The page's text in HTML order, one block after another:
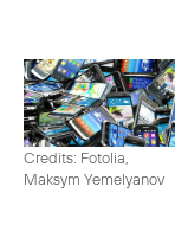
Credits: Fotolia,
Maksym Yemelyanov